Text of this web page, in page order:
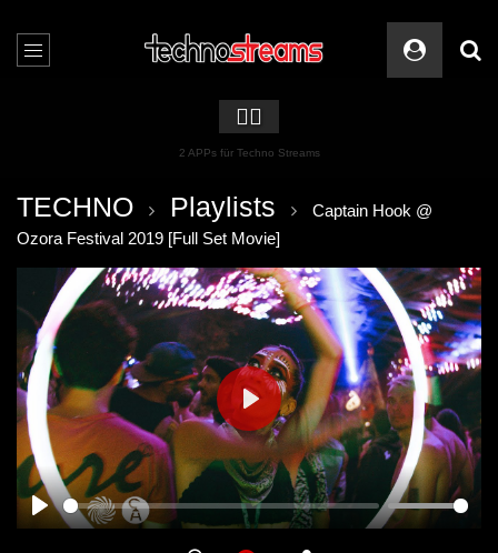
🏳️‍🌈
2 APPs für Techno Streams
TECHNO Playlists
Captain Hook @
Ozora Festival 2019 [Full Set Movie]
PLAY
PLAY